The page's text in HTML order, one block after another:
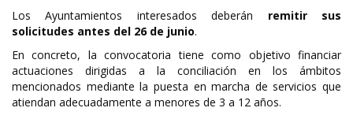
Los Ayuntamientos interesados deberán remitir sus
solicitudes antes del 26 de junio.
En concreto, la convocatoria tiene como objetivo financiar
actuaciones dirigidas a la conciliación en los ámbitos
mencionados mediante la puesta en marcha de servicios que
atiendan adecuadamente a menores de 3 a 12 años.